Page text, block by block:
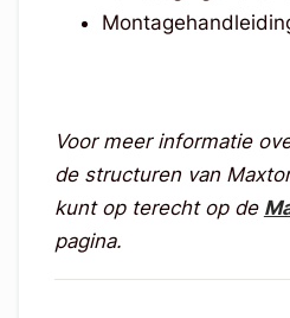
Voor meer informatie
de structuren van
kunt op terecht op de
pagina.